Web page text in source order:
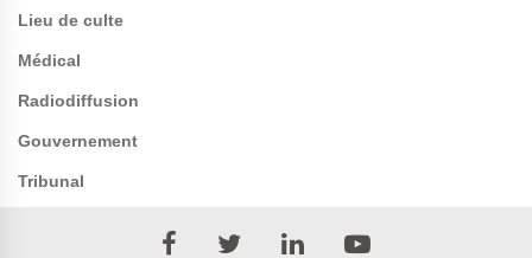
Lieu de culte
Médical
Radiodiffusion
Gouvernement
Tribunal